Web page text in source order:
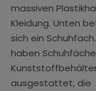
massiven
Kleidung. Unten
sich ein
haben
ausgestattet, die